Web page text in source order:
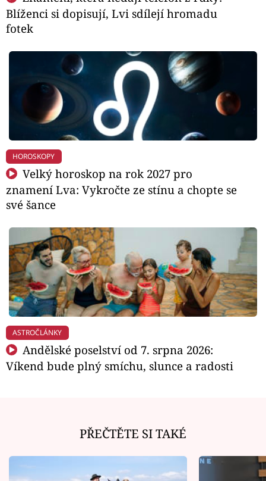
Blíženci si dopisují, Lvi sdílejí hromadu
fotek
HOROSKOPY
Velký horoskop na rok 2027 pro
znamení Lva: Vykročte ze stínu a chopte se
své šance
ASTROČLÁNKY
Andělské poselství od 7. srpna 2026:
Víkend bude plný smíchu, slunce a radosti
PŘEČTĚTE SI TAKÉ